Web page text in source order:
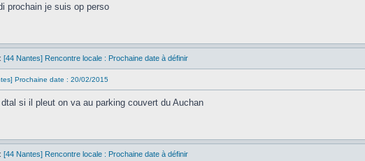
prochain je suis op perso
[44 Nantes] Rencontre locale : Prochaine date à définir
Prochaine date : 20/02/2015
si il pleut on va au parking couvert du Auchan
[44 Nantes] Rencontre locale : Prochaine date à définir